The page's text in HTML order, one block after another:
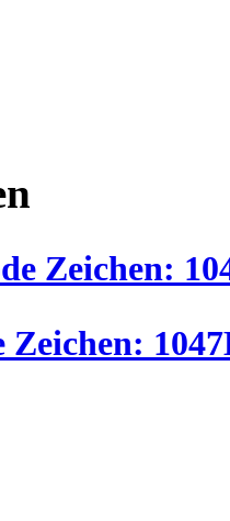
Zeichen:
Zeichen: